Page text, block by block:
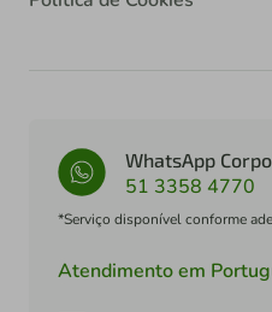
WhatsApp
51 3358 4770
*Serviço disponível conforme
Atendimento em